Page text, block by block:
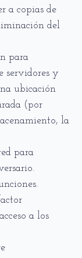
a copias de
del
para
servidores y
ubicación
(por
la
para
a los